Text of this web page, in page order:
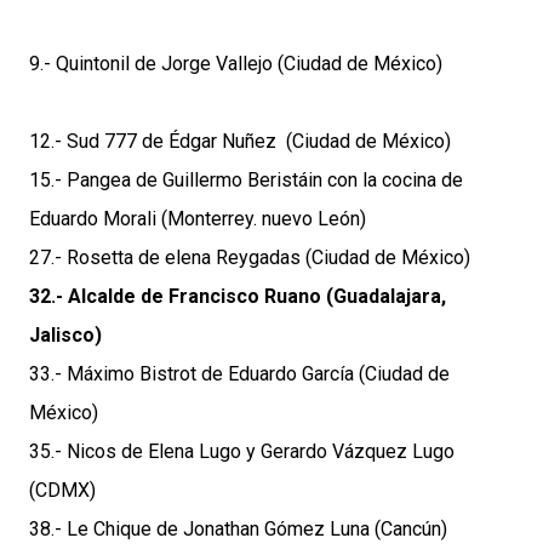
9.- Quintonil de Jorge Vallejo (Ciudad de México)
12.- Sud 777 de Édgar Nuñez (Ciudad de México)
15.- Pangea de Guillermo Beristáin con la cocina de
Eduardo Morali (Monterrey. nuevo León)
27.- Rosetta de elena Reygadas (Ciudad de México)
32.- Alcalde de Francisco Ruano (Guadalajara,
Jalisco)
33.- Máximo Bistrot de Eduardo García (Ciudad de
México)
35.- Nicos de Elena Lugo y Gerardo Vázquez Lugo
(CDMX)
38.- Le Chique de Jonathan Gómez Luna (Cancún)